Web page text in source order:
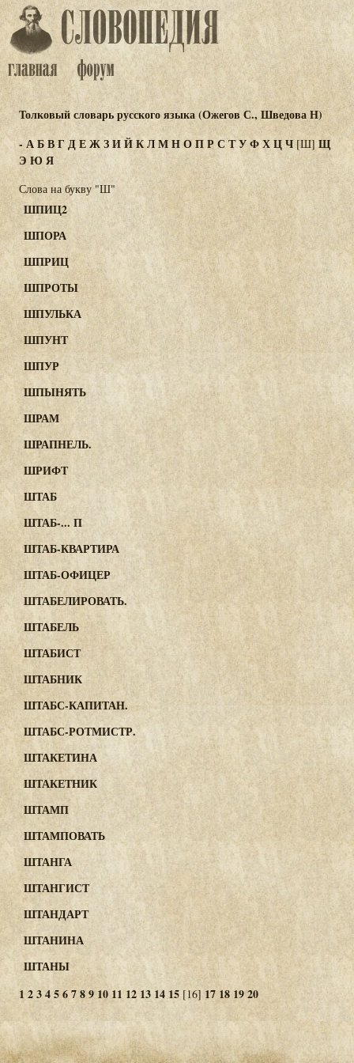
Толковый словарь русского языка (Ожегов С., Шведова Н)
-АБВГДЕЖЗИЙКЛМНОПР СТУФХЦЧ [Ш] Щ
Э Ю Я
Слова на букву "Ш"
ШПИЦ2
ШПОРА
ШПРИЦ
ШПРОТЫ
ШПУЛЬКА
ШПУНТ
ШПУР
ШПЫНЯТЬ
ШРАМ
ШРАПНЕЛЬ.
ШРИФТ
ШТАБ
ШТАБ-... П
ШТАБ-КВАРТИРА
ШТАБ-ОФИЦЕР
ШТАБЕЛИРОВАТЬ.
ШТАБЕЛЬ
ШТАБИСТ
ШТАБНИК
ШТАБС-КАПИТАН.
ШТАБС-РОТМИСТР.
ШТАКЕТИНА
ШТАКЕТНИК
ШТАМП
ШТАМПОВАТЬ
ШТАНГА
ШТАНГИСТ
ШТАНДАРТ
ШТАНИНА
ШТАНЫ
123456789 10 11 12 13 1415 [16] 17 181920